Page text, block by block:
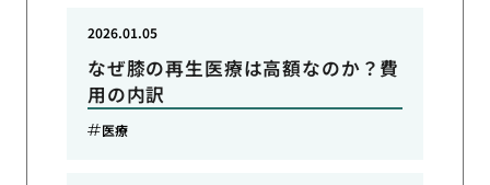
なぜ膝の再生医療は高額なのか？費
用の内訳
2026.01.05
医療